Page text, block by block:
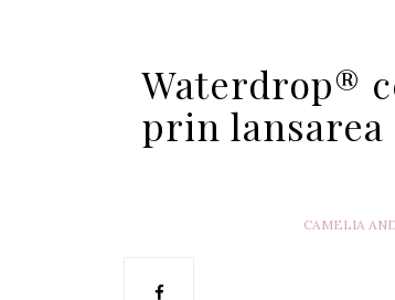
Waterdrop®
prin
CAMELIA